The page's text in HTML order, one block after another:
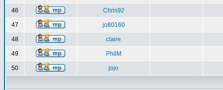
46 Chris92
47 jo80160
48 claire
49 PhilM
50 jojo